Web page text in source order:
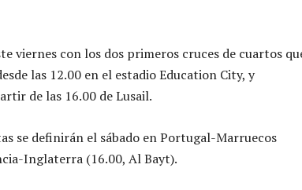
viernes con los dos primeros cruces de cuartos
las 12.00 en el estadio Education City, y
de las 16.00 de Lusail.
se definirán el sábado en Portugal-Marruecos
Inglaterra (16.00, Al Bayt).